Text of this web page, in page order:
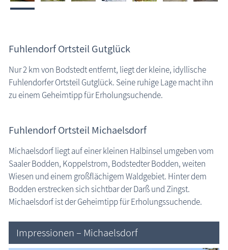
Fuhlendorf Ortsteil Gutglück
Nur 2 km von Bodstedt entfernt, liegt der kleine, idyllische
Fuhlendorfer Ortsteil Gutglück. Seine ruhige Lage macht ihn
zu einem Geheimtipp für Erholungsuchende.
Fuhlendorf Ortsteil Michaelsdorf
Michaelsdorf liegt auf einer kleinen Halbinsel umgeben vom
Saaler Bodden, Koppelstrom, Bodstedter Bodden, weiten
Wiesen und einem großflächigem Waldgebiet. Hinter dem
Bodden erstrecken sich sichtbar der Darß und Zingst.
Michaelsdorf ist der Geheimtipp für Erholungssuchende.
Impressionen – Michaelsdorf